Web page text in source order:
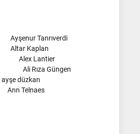
Ayşenur Tanrıverdi
Altar Kaplan
Alex Lantier
Ali Rıza Güngen
ayşe düzkan
Ann Telnaes